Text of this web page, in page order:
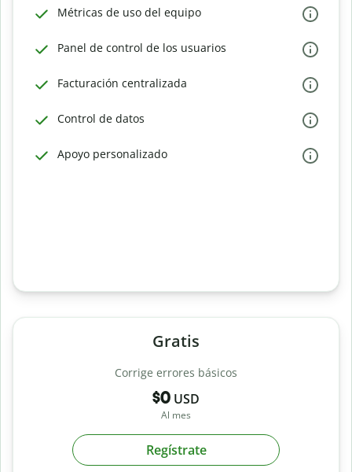
Métricas de uso del equipo
Panel de control de los usuarios
Facturación centralizada
Control de datos
Apoyo personalizado
Gratis
Corrige errores básicos
$0 USD
Al mes
Regístrate